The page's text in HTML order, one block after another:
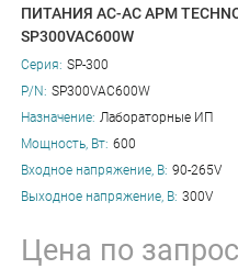
ПИТАНИЯ AC-AC APM
SP300VAC600W
Серия: SP-300
P/N: SP300VAC600W
Назначение: Лабораторные ИП
Мощность, Вт: 600
Входное напряжение, В: 90-265V
Выходное напряжение, В: 300V
Цена по